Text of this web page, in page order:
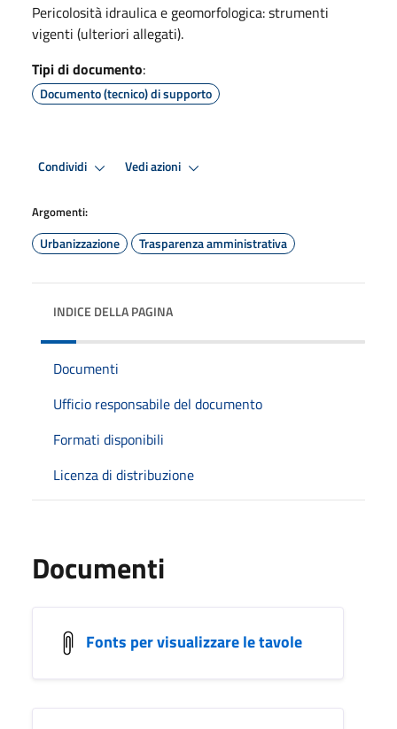
Pericolosità idraulica e geomorfologica: strumenti
vigenti (ulteriori allegati).
Tipi di documento:
Documento (tecnico) di supporto
Condividi Vedi azioni
Argomenti:
Urbanizzazione Trasparenza amministrativa
INDICE DELLA PAGINA
Documenti
Ufficio responsabile del documento
Formati disponibili
Licenza di distribuzione
Documenti
Fonts per visualizzare le tavole